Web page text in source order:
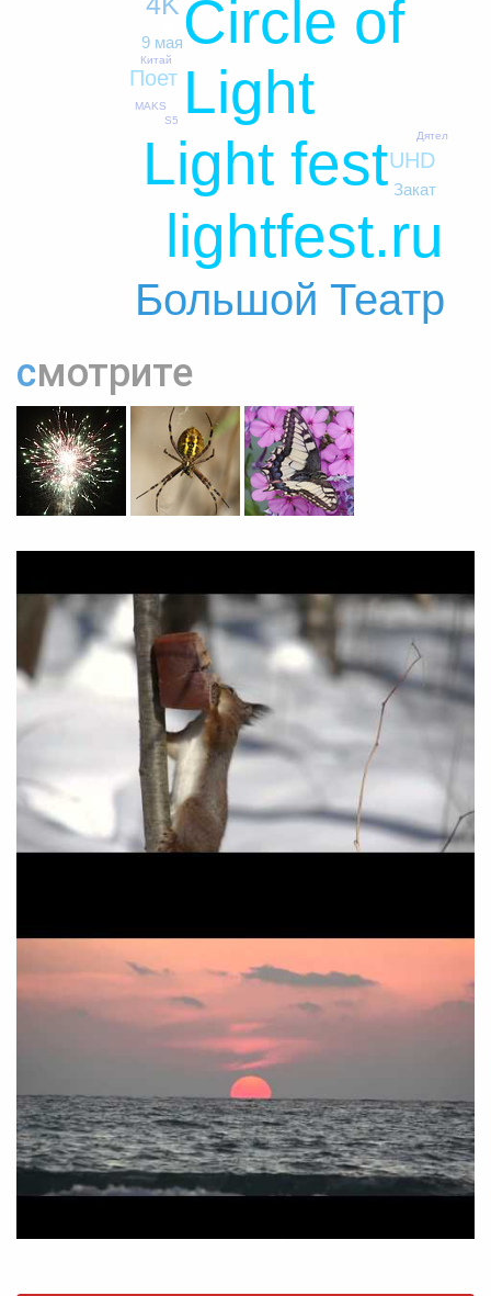
Circle of
Light
Light fest
lightfest.ru
Большой Театр
UHD
Поет
9 мая
Закат
Дятел
S5
MAKS
Китай
смотрите